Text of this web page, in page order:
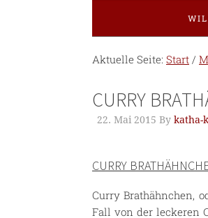
Aktuelle Seite: Start /
CURRY
22. Mai 2015 By katha-
CURRY
Curry Brathähnchen,
Fall von der leckeren